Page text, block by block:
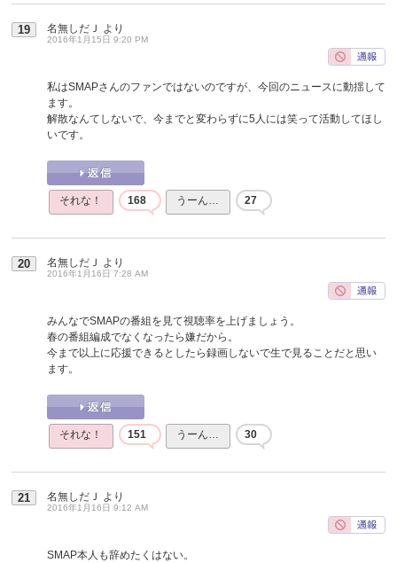
19 名無しだＪ より
2016年1月15日 9:20 PM
私はSMAPさんのファンではないのですが、今回のニュースに動揺して
ます。
解散なんてしないで、今までと変わらずに5人には笑って活動してほし
いです。
それな！ 168 うーん… 27
20 名無しだＪ より
2016年1月16日 7:28 AM
みんなでSMAPの番組を見て視聴率を上げましょう。
春の番組編成でなくなったら嫌だから。
今まで以上に応援できるとしたら録画しないで生で見ることだと思い
ます。
それな！ 151 うーん… 30
21 名無しだＪ より
2016年1月16日 9:12 AM
SMAP本人も辞めたくはない。